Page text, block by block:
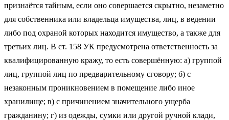
признаётся тайным, если оно совершается скрытно, незаметно
для собственника или владельца имущества, лиц, в ведении
либо под охраной которых находится имущество, а также для
третьих лиц. В ст. 158 УК предусмотрена ответственность за
квалифицированную кражу, то есть совершённую: а) группой
лиц, группой лиц по предварительному сговору; б) с
незаконным проникновением в помещение либо иное
хранилище; в) с причинением значительного ущерба
гражданину; г) из одежды, сумки или другой ручной клади,